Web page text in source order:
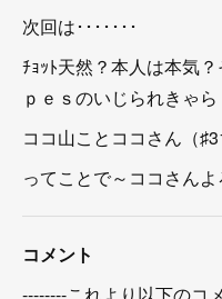
次回は･･･････
ﾁｮｯﾄ天然？本人は本気
ｐｅｓのいじられきゃら
ココ山ことココさん（
ってことで～ココさん
コメント
--------これより以下のコ